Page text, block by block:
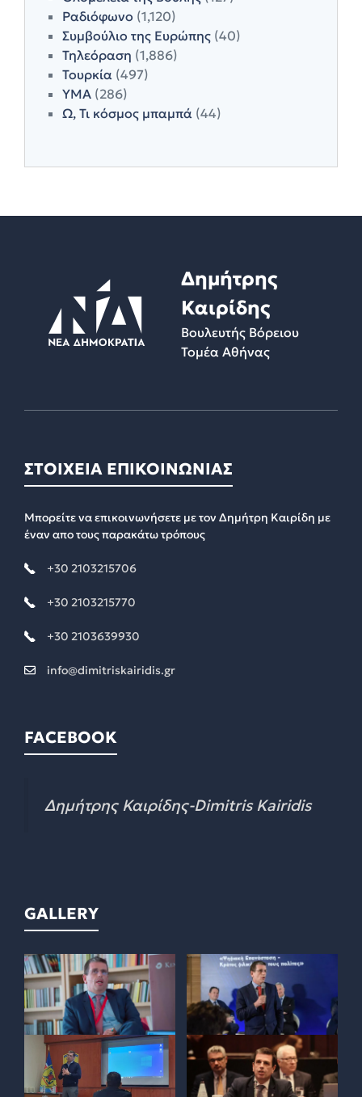
Ραδιόφωνο (1,120)
Συμβούλιο της Ευρώπης (40)
Τηλεόραση (1,886)
Τουρκία (497)
ΥΜΑ (286)
Ω, Τι κόσμος μπαμπά (44)
Δημήτρης
Καιρίδης
Βουλευτής Βόρειου
Τομέα Αθήνας
ΣΤΟΙΧΕΙΑ ΕΠΙΚΟΙΝΩΝΙΑΣ
Μπορείτε να επικοινωνήσετε με τον Δημήτρη Καιρίδη με
έναν απο τους παρακάτω τρόπους
+30 2103215706
+30 2103215770
+30 2103639930
info@dimitriskairidis.gr
FACEBOOK
Δημήτρης Καιρίδης-Dimitris Kairidis
GALLERY